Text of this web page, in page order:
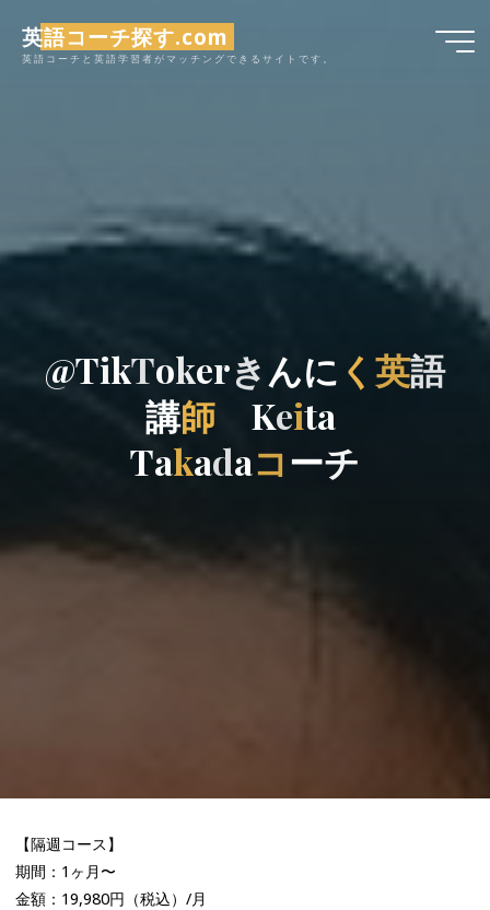
プ
英語コーチ探す.com
英語コーチと英語学習者がマッチングできるサイトです。
@TikTokerき んに く 英語
講師 Keita
Takadaコーチ
【隔週コース】
期間：1ヶ月〜
金額：19,980円（税込）/月